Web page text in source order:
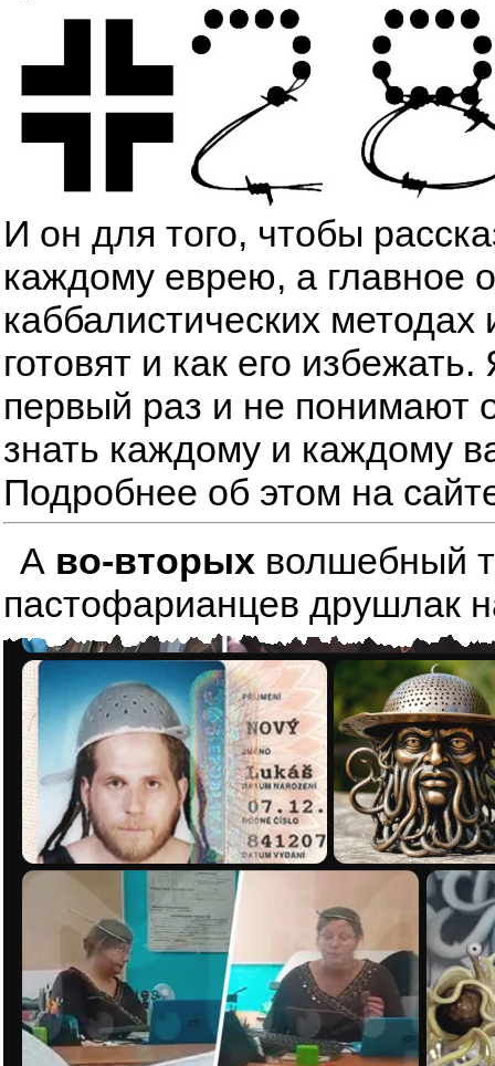
И он для того, чтобы
каждому еврею, а главное
каббалистических
готовят и как его
первый раз и не понимают
знать каждому и каждому
Подробнее об этом на
А во-вторых волшебный
пастофарианцев друшлак